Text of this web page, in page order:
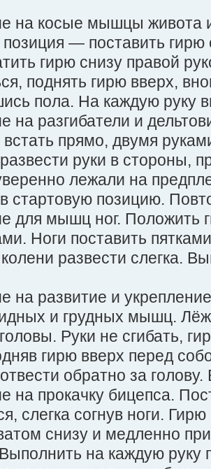
на косые мышцы
— поставить
гирю снизу правой
поднять гирю вверх,
пола. На каждую руку
на разгибатели и
прямо, двумя
руки в стороны,
лежали на
стартовую позицию.
для мышц ног. Положить
Ноги поставить
развести слегка.
на развитие и
и грудных мышц.
Руки не сгибать,
гирю вверх перед
обратно за
на прокачку бицепса.
слегка согнув ноги. Гирю
снизу и медленно
на каждую руку